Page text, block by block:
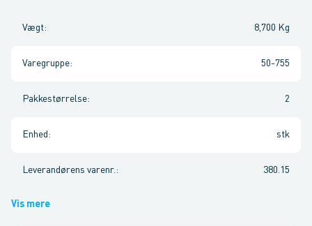
Vægt: 8,700 Kg
Varegruppe: 50-755
Pakkestørrelse: 2
Enhed : stk
Leverandørens varenr. : 380.15
Vis mere